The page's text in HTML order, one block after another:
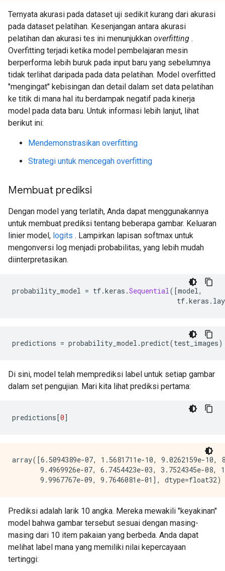
Ternyata akurasi pada dataset uji sedikit kurang dari akurasi
pada dataset pelatihan. Kesenjangan antara akurasi
pelatihan dan akurasi tes ini menunjukkan overfitting .
Overfitting terjadi ketika model pembelajaran mesin
berperforma lebih buruk pada input baru yang sebelumnya
tidak terlihat daripada pada data pelatihan. Model overfitted
"mengingat" kebisingan dan detail dalam set data pelatihan
ke titik di mana hal itu berdampak negatif pada kinerja
model pada data baru. Untuk informasi lebih lanjut, lihat
berikut ini:
Mendemonstrasikan overfitting
Strategi untuk mencegah overfitting
Membuat prediksi
Dengan model yang terlatih, Anda dapat menggunakannya
untuk membuat prediksi tentang beberapa gambar. Keluaran
linier model, logits . Lampirkan lapisan softmax untuk
mengonversi log menjadi probabilitas, yang lebih mudah
diinterpretasikan.
probability_model = tf.keras .Sequential([model,
tf.keras .
predictions = probability_model .predict(test_images)
Di sini, model telah memprediksi label untuk setiap gambar
dalam set pengujian. Mari kita lihat prediksi pertama:
predictions [0]
array([6.5094389e-07, 1.5681711e-10, 9.0262159e-10,
9.4969926e-07, 6.7454423e-03, 3.7524345e-08,
Prediksi adalah larik 10 angka. Mereka mewakili "keyakinan"
model bahwa gambar tersebut sesuai dengan masing-
masing dari 10 item pakaian yang berbeda. Anda dapat
melihat label mana yang memiliki nilai kepercayaan
tertinggi: